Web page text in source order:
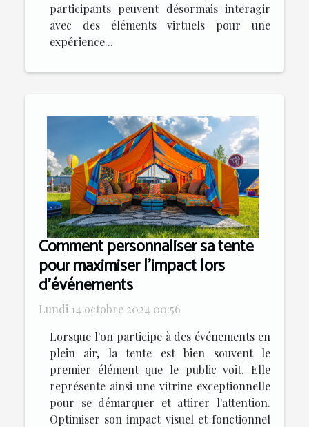
participants peuvent désormais interagir
avec des éléments virtuels pour une
expérience...
Comment personnaliser sa tente
pour maximiser l'impact lors
d'événements
Lundi 14 octobre 2024 00:56
Lorsque l'on participe à des événements en
plein air, la tente est bien souvent le
premier élément que le public voit. Elle
représente ainsi une vitrine exceptionnelle
pour se démarquer et attirer l'attention.
Optimiser son impact visuel et fonctionnel